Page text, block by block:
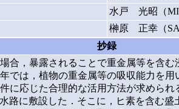
水戸 光昭（
榊原 正幸（
抄録
，暴露されることで重金属等を含
では，植物の重金属等の吸収能力を
に応じた合理的な活用方法が求めら
路に敷設した．そこに，ヒ素を含む